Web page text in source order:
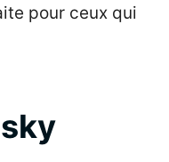
pour ceux qui